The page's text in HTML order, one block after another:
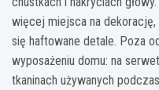
więcej miejsca na
się haftowane detale. Poza
wyposażeniu domu: na
tkaninach używanych